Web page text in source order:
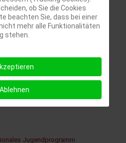
- OGTS
Hafen
ob Sie die Cookies
beachten Sie, dass bei einer
mehr alle Funktionalitäten
stehen.
Ablehnen